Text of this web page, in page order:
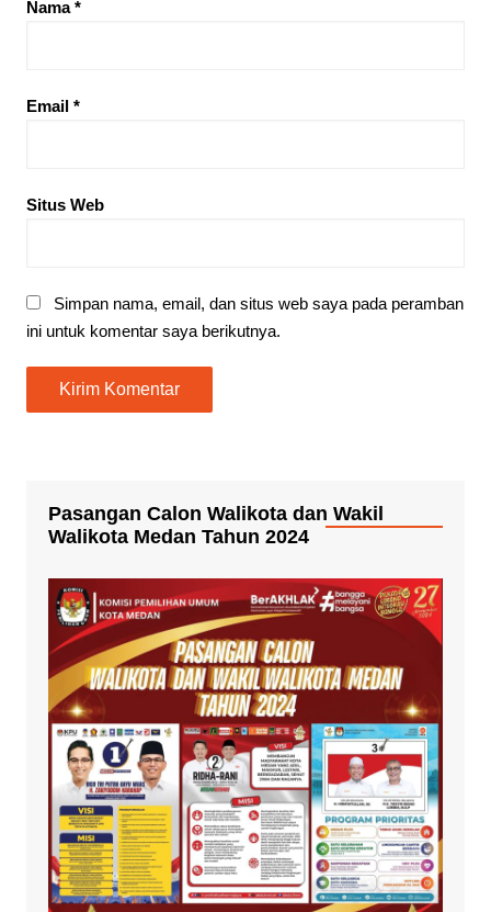
Nama*
Email *
Situs Web
Simpan nama, email, dan situs web saya pada peramban
ini untuk komentar saya berikutnya.
Pasangan Calon Walikota dan Wakil
Walikota Medan Tahun 2024